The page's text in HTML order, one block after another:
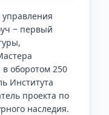
‒ первый
в оборотом 250
Института
проекта по
наследия.